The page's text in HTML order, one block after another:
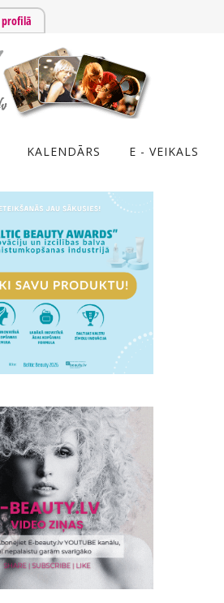
KALENDĀRS E - VEIKALS